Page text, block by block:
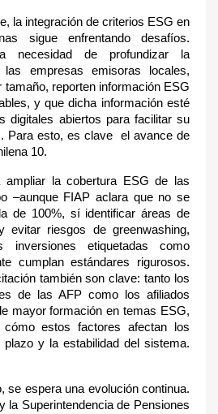
la integración de criterios ESG en
sigue enfrentando desafíos.
necesidad de profundizar la
las empresas emisoras locales,
tamaño, reporten información ESG
y que dicha información esté
digitales abiertos para facilitar su
Para esto, es clave el avance de
10.
ampliar la cobertura ESG de las
–aunque FIAP aclara que no se
de 100%, sí identificar áreas de
evitar riesgos de greenwashing,
inversiones etiquetadas como
cumplan estándares rigurosos.
también son clave: tanto los
de las AFP como los afiliados
mayor formación en temas ESG,
cómo estos factores afectan los
plazo y la estabilidad del sistema.
se espera una evolución continua.
la Superintendencia de Pensiones